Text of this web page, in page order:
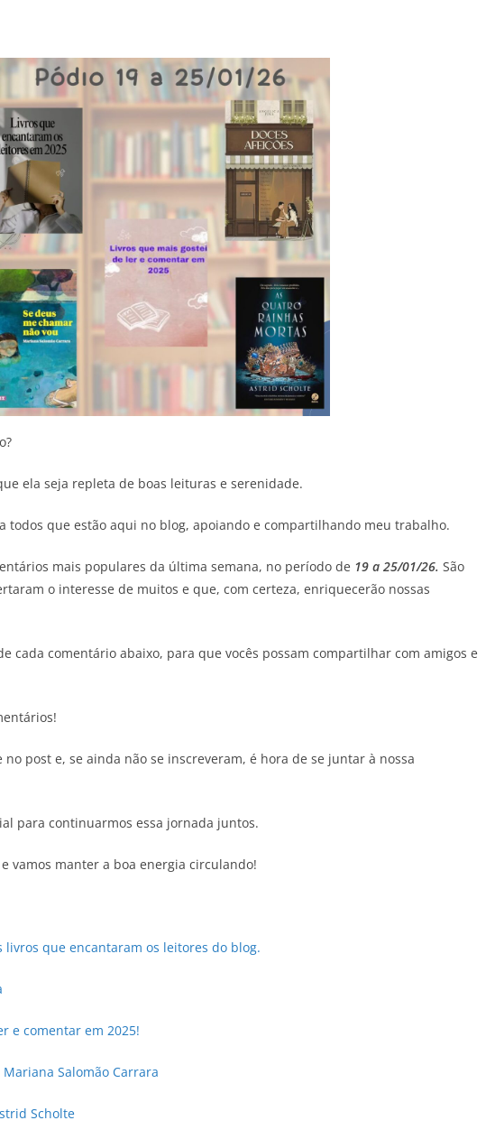
ela seja repleta de boas leituras e serenidade.
todos que estão aqui no blog, apoiando e compartilhando meu trabalho.
mais populares da última semana, no período de 19 a 25/01/26. São
o interesse de muitos e que, com certeza, enriquecerão nossas
cada comentário abaixo, para que vocês possam compartilhar com amigos e
post e, se ainda não se inscreveram, é hora de se juntar à nossa
para continuarmos essa jornada juntos.
vamos manter a boa energia circulando!
livros que encantaram os leitores do blog.
e comentar em 2025!
Salomão Carrara
Scholte